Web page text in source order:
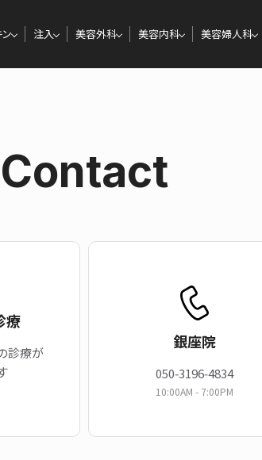
注入 美容外科 美容内科 美容婦人科
Contact
療
診療が
銀座院
050‑3196‑4834
10:00AM ‑ 7:00PM